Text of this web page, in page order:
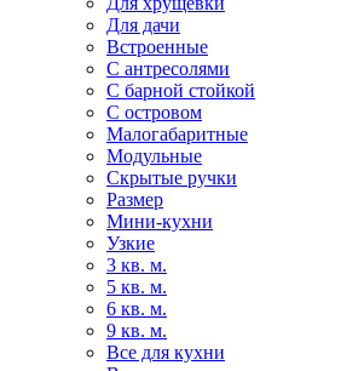
Для дачи
Встроенные
С антресолями
С барной стойкой
С островом
Малогабаритные
Модульные
Скрытые ручки
Размер
Мини-кухни
Узкие
3 кв. м.
5 кв. м.
6 кв. м.
9 кв. м.
Все для кухни